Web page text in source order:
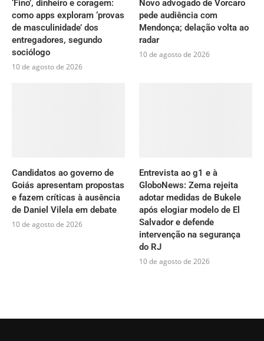
‘Fino’, dinheiro e coragem:
como apps exploram ‘provas
de masculinidade’ dos
entregadores, segundo
sociólogo
10 de agosto de 2026
Novo advogado de Vorcaro
pede audiência com
Mendonça; delação volta ao
radar
10 de agosto de 2026
Candidatos ao governo de
Goiás apresentam propostas
e fazem críticas à ausência
de Daniel Vilela em debate
10 de agosto de 2026
Entrevista ao g1 e à
GloboNews: Zema rejeita
adotar medidas de Bukele
após elogiar modelo de El
Salvador e defende
intervenção na segurança
do RJ
10 de agosto de 2026